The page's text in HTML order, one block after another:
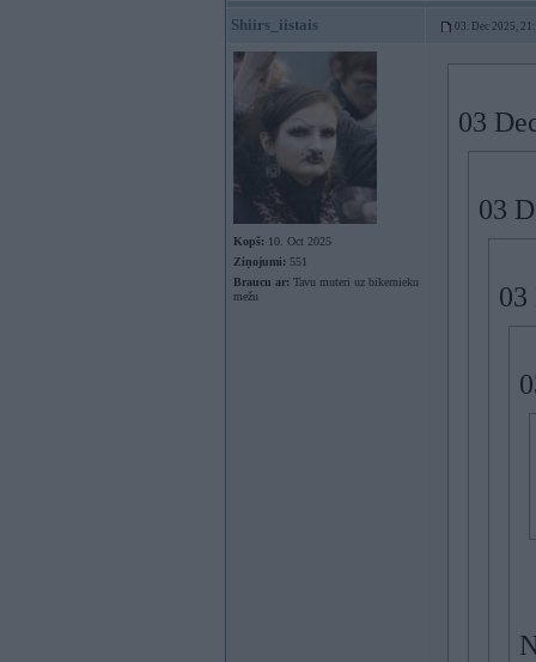
Shiirs_iistais 03. Dec 2025,
Kopš: 10. Oct 2025
Ziņojumi: 551
Braucu ar: Tavu muteri uz bikernieku
mežu
03
03
03